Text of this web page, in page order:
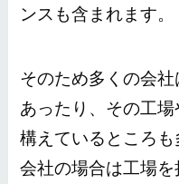
ンスも含まれます。
そのため多くの会
あったり、その工
構えているところ
会社の場合は工場